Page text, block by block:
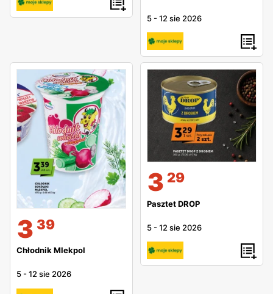
5 -12 sie 2026
3 39
Chłodnik Mlekpol
5 -12 sie 2026
3 29
Pasztet DROP
5 -12 sie 2026